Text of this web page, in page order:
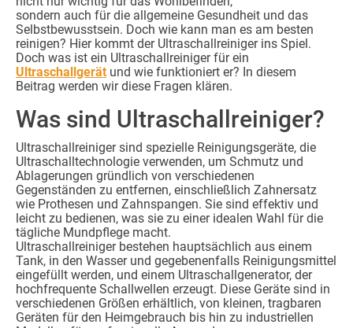
sondern auch für die allgemeine Gesundheit und das
Selbstbewusstsein. Doch wie kann man es am besten
reinigen? Hier kommt der Ultraschallreiniger ins Spiel.
Doch was ist ein Ultraschallreiniger für ein
Ultraschallgerät und wie funktioniert er? In diesem
Beitrag werden wir diese Fragen klären.
Was sind Ultraschallreiniger?
Ultraschallreiniger sind spezielle Reinigungsgeräte, die
Ultraschalltechnologie verwenden, um Schmutz und
Ablagerungen gründlich von verschiedenen
Gegenständen zu entfernen, einschließlich Zahnersatz
wie Prothesen und Zahnspangen. Sie sind effektiv und
leicht zu bedienen, was sie zu einer idealen Wahl für die
tägliche Mundpflege macht.
Ultraschallreiniger bestehen hauptsächlich aus einem
Tank, in den Wasser und gegebenenfalls Reinigungsmittel
eingefüllt werden, und einem Ultraschallgenerator, der
hochfrequente Schallwellen erzeugt. Diese Geräte sind in
verschiedenen Größen erhältlich, von kleinen, tragbaren
Geräten für den Heimgebrauch bis hin zu industriellen